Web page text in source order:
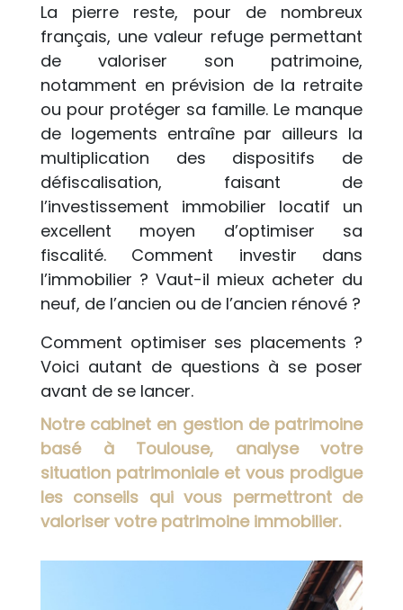
La pierre reste, pour de nombreux
français, une valeur refuge permettant
de valoriser son patrimoine,
notamment en prévision de la retraite
ou pour protéger sa famille. Le manque
de logements entraîne par ailleurs la
multiplication des dispositifs de
défiscalisation, faisant de
l’investissement immobilier locatif un
excellent moyen d’optimiser sa
fiscalité. Comment investir dans
l’immobilier ? Vaut-il mieux acheter du
neuf, de l’ancien ou de l’ancien rénové ?
Comment optimiser ses placements ?
Voici autant de questions à se poser
avant de se lancer.
Notre cabinet en gestion de patrimoine
basé à Toulouse, analyse votre
situation patrimoniale et vous prodigue
les conseils qui vous permettront de
valoriser votre patrimoine immobilier.